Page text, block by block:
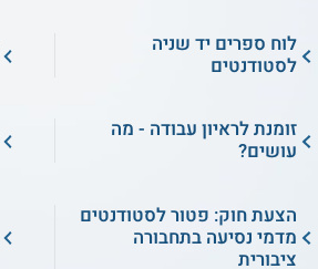
לוח ספרים יד שניה
לסטודנטים
זומנת לראיון עבודה - מה
עושים?
הצעת חוק: פטור לסטודנטים
מדמי נסיעה בתחבורה
ציבורית